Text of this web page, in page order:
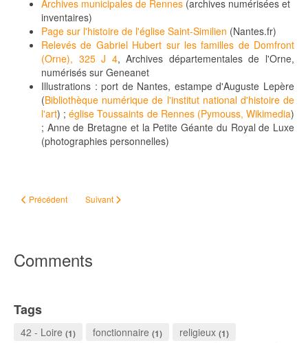
Archives municipales de Rennes (archives numérisées et
inventaires)
Page sur l'histoire de l'église Saint-Similien (Nantes.fr)
Relevés de Gabriel Hubert sur les familles de Domfront
(Orne), 325 J 4, Archives départementales de l'Orne,
numérisés sur Geneanet
Illustrations : port de Nantes, estampe d'Auguste Lepère
(Bibliothèque numérique de l'institut national d'histoire de
l'art) ;église Toussaints de Rennes (Pymouss, Wikimedia)
; Anne de Bretagne et la Petite Géante du Royal de Luxe
(photographies personnelles)
Article précédent : Croire aux fantômes
Précédent Article suivant : Du côté obscur de la généalogie
Suivant
Comments
Tags
42 - Loire (1) fonctionnaire (1) religieux (1)